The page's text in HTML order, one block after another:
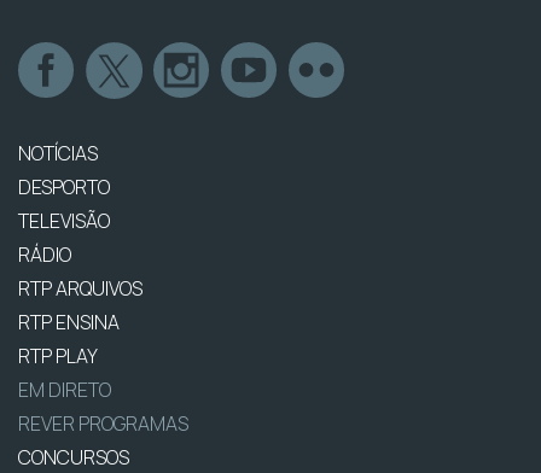
NOTÍCIAS
DESPORTO
TELEVISÃO
RÁDIO
RTP ARQUIVOS
RTP ENSINA
RTP PLAY
EM DIRETO
REVER PROGRAMAS
CONCURSOS